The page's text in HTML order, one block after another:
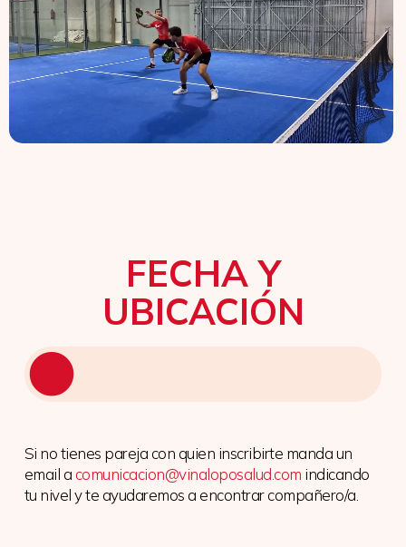
FECHA Y
UBICACIÓN
Si no tienes pareja con quien inscribirte manda un
email a comunicacion@vinaloposalud.com indicando
tu nivel y te ayudaremos a encontrar compañero/a.